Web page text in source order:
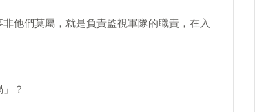
他們莫屬，就是負責監視軍隊的職責，在入
？